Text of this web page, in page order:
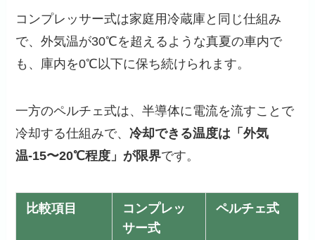
コンプレッサー式は家庭用冷蔵庫と同じ仕組み
で、外気温が30℃を超えるような真夏の車内で
も、庫内を0℃以下に保ち続けられます。
一方のペルチェ式は、半導体に電流を流すことで
冷却する仕組みで、冷却できる温度は「外気
温-15〜20℃程度」が限界です。
比較項目
コンプレッ
サー式
ペルチェ式